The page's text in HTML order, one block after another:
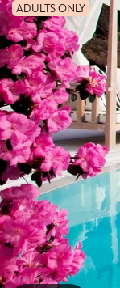
ADULTS ONLY